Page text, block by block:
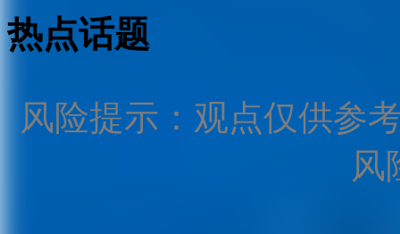
热点话题
风险提示：观点仅供参
风